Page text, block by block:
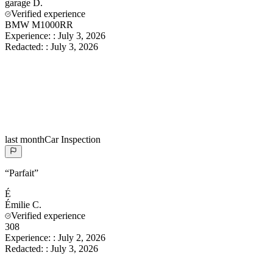
garage D.
Verified experience
BMW M1000RR
Experience: : July 3, 2026
Redacted: : July 3, 2026
last monthCar Inspection
“Parfait”
É
Émilie C.
Verified experience
308
Experience: : July 2, 2026
Redacted: : July 3, 2026